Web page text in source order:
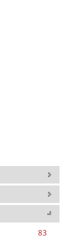
83